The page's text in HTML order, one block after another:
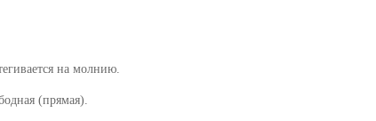
на молнию.
(прямая).